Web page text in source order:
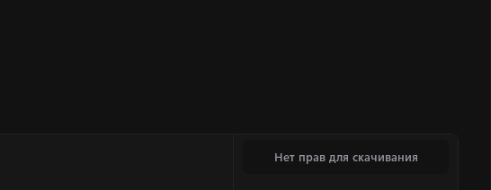
Нет прав для скачивания